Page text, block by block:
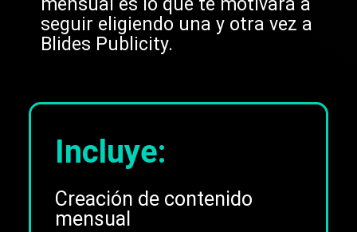
mensual es lo que te motivará a
seguir eligiendo una y otra vez a
Blides Publicity.
Incluye:
Creación de contenido
mensual